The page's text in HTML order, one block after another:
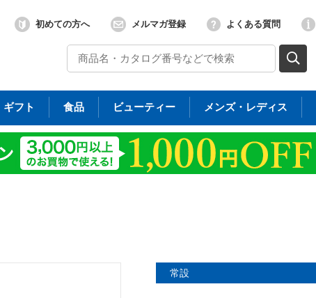
初めての方へ メルマガ登録 よくある質問
ギフト 食品 ビューティー メンズ・レディス
常設